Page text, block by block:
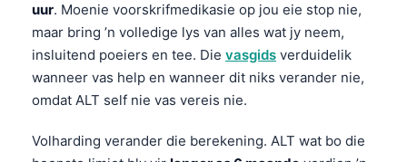
uur. Moenie voorskrifmedikasie op jou eie stop nie,
maar bring ’n volledige lys van alles wat jy neem,
insluitend poeiers en tee. Die vasgids verduidelik
wanneer vas help en wanneer dit niks verander nie,
omdat ALT self nie vas vereis nie.
Volharding verander die berekening. ALT wat bo die
Српски језик
Svenska
Bosanski
Azərbaycan dili
Eesti